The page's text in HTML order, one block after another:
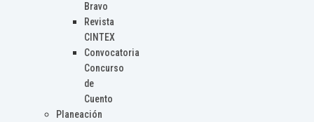
Bravo
Revista
CINTEX
Convocatoria
Concurso
de
Cuento
Planeación